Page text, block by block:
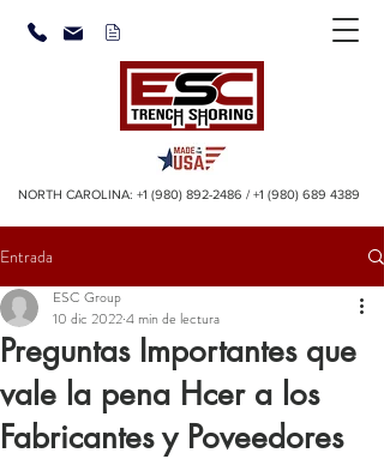
NORTH CAROLINA: +1 (980) 892-2486 / +1 (980) 689 4389
Entrada
Preguntas Importantes que
vale la pena Hcer a los
Fabricantes y Poveedores
ESC Group
10 dic 20224 min de lectura